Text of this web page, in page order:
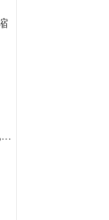
中型布料缩水机,松布机,蒸汽预缩机,定型机